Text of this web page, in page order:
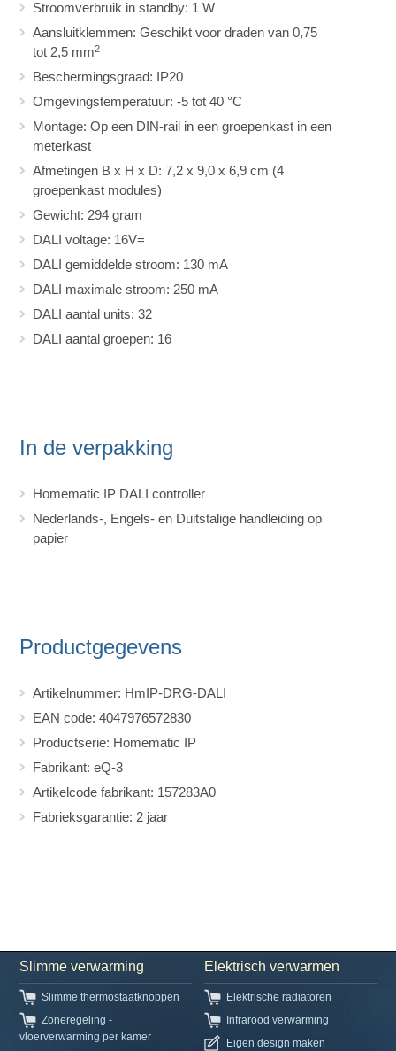
Stroomverbruik in standby: 1 W
Aansluitklemmen: Geschikt voor draden van 0,75
tot 2,5 mm2
Beschermingsgraad: IP20
Omgevingstemperatuur: -5 tot 40 °C
Montage: Op een DIN-rail in een groepenkast in een
meterkast
Afmetingen B x H x D: 7,2 x 9,0 x 6,9 cm (4
groepenkast modules)
Gewicht: 294 gram
DALI voltage: 16V=
DALI gemiddelde stroom: 130 mA
DALI maximale stroom: 250 mA
DALI aantal units: 32
DALI aantal groepen: 16
In de verpakking
Homematic IP DALI controller
Nederlands-, Engels- en Duitstalige handleiding op
papier
Productgegevens
Artikelnummer: HmIP-DRG-DALI
EAN code: 4047976572830
Productserie: Homematic IP
Fabrikant: eQ-3
Artikelcode fabrikant: 157283A0
Fabrieksgarantie: 2 jaar
Slimme verwarming
Slimme thermostaatknoppen
Zoneregeling -
vloerverwarming per kamer
Elektrisch verwarmen
Elektrische radiatoren
Infrarood verwarming
Eigen design maken